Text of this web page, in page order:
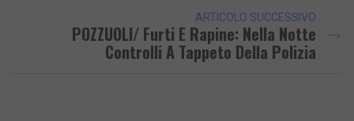
ARTICOLO SUCCESSIVO
POZZUOLI/ Furti E Rapine: Nella Notte
Controlli A Tappeto Della Polizia